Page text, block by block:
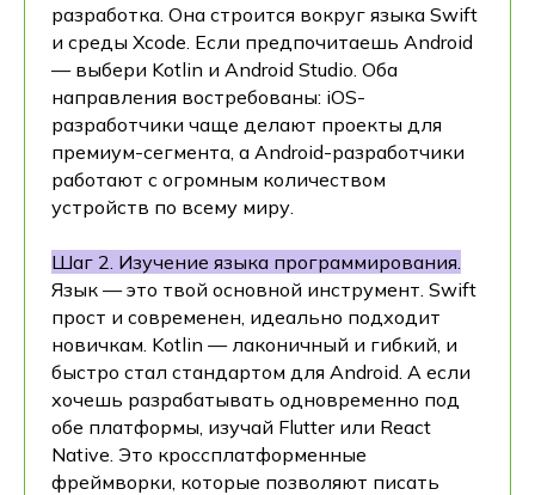
разработка. Она строится вокруг языка Swift
и среды Xcode. Если предпочитаешь Android
— выбери Kotlin и Android Studio. Оба
направления востребованы: iOS-
разработчики чаще делают проекты для
премиум-сегмента, а Android-разработчики
работают с огромным количеством
устройств по всему миру.
Шаг 2. Изучение языка программирования.
Язык — это твой основной инструмент. Swift
прост и современен, идеально подходит
новичкам. Kotlin — лаконичный и гибкий, и
быстро стал стандартом для Android. А если
хочешь разрабатывать одновременно под
обе платформы, изучай Flutter или React
Native. Это кроссплатформенные
фреймворки, которые позволяют писать